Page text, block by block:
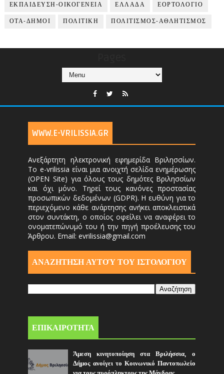
ΕΚΠΑΙΔΕΥΣΗ-ΟΙΚΟΓΕΝΕΙΑ ΕΛΛΑΔΑ ΕΟΡΤΟΛΟΓΙΟ
ΟΤΑ-ΔΗΜΟΙ ΠΟΛΙΤΙΚΗ ΠΟΛΙΤΙΣΜΟΣ-ΑΘΛΗΤΙΣΜΟΣ
WWW.E-VRILISSIA.GR
Ανεξάρτητη ηλεκτρονική εφημερίδα Βριλησσίων.
Το e-vrilissia είναι μια ανοιχτή σελίδα ενημέρωσης
(OPEN Site) για όλους τους δημότες Βριλησσίων
και όχι μόνο. Τηρεί τους κανόνες προστασίας
προσωπικών δεδομένων (GDPR). Η ευθύνη για το
περιεχόμενο κάθε ανάρτησης ανήκει αποκλειστικά
στον συντάκτη, ο οποίος οφείλει να αναφέρει το
ονοματεπώνυμό του ή την πηγή προέλευσης του
Άρθρου. Email: evrilissia@gmail.com
ΑΝΑΖΗΤΗΣΗ ΑΥΤΟΎ ΤΟΥ ΙΣΤΟΛΟΓΙΟΥ
ΕΠΙΚΑΙΡΟΤΗΤΑ
Άμεση κινητοποίηση στα Βριλήσσια, ο
Δήμος ανοίγει το Κοινωνικό Παντοπωλείο